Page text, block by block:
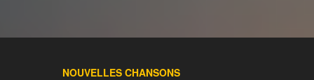
NOUVELLES CHANSONS